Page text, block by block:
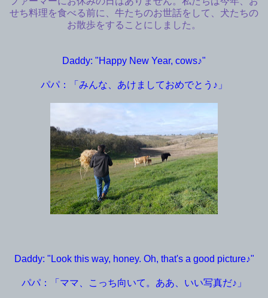
せち料理を食べる前に、牛たちのお世話をして、犬たちの
お散歩をすることにしました。
Daddy: "Happy New Year, cows♪"
パパ：「みんな、あけましておめでとう♪」
Daddy: "Look this way, honey. Oh, that's a good picture♪"
パパ：「ママ、こっち向いて。ああ、いい写真だ♪」